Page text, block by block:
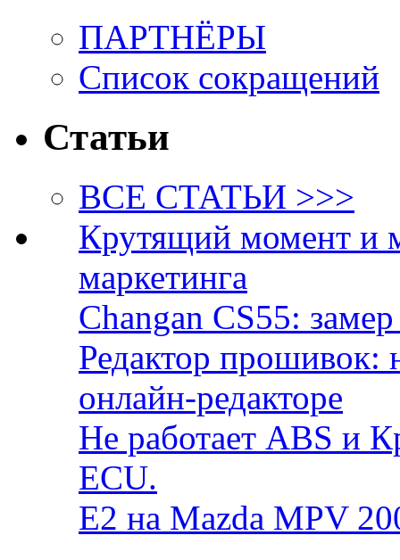
ПАРТНЁРЫ
Список сокращений
Статьи
ВСЕ СТАТЬИ >>>
Крутящий момент и
маркетинга
Changan CS55:
Редактор прошивок:
онлайн-редакторе
Не работает ABS и
ECU.
E2 на Mazda MPV